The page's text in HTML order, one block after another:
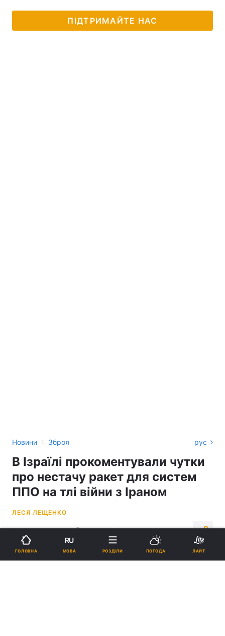
ПІДТРИМАЙТЕ НАС
Новини › Зброя рус
В Ізраїлі прокоментували чутки
про нестачу ракет для систем
ППО на тлі війни з Іраном
ЛЕСЯ ЛЕЩЕНКО
19:24, 15.05.26 3 хв. 1695
Підпишіться на нас в Google
ГОЛОВНА
RU
МОВА РОЗДІЛИ ПОГОДА ЛАЙТ